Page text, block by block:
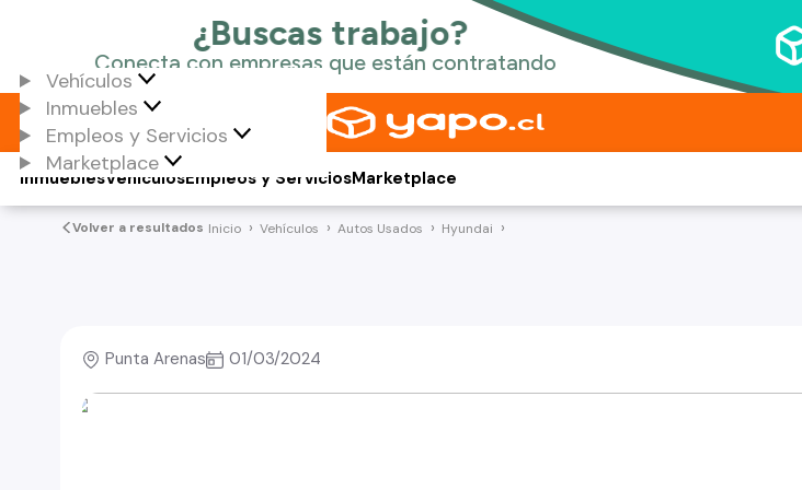
Vehículos
Inmuebles
Empleos y Servicios
Marketplace
Vehículos
Inmuebles Empleos y ServiciosMarketplace
Volver a resultados Inicio Vehículos Autos Usados Hyundai
Punta Arenas 01/03/2024